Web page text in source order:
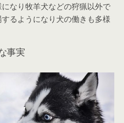
なり牧羊犬などの狩猟以外で
るようになり犬の働きも多様
事実